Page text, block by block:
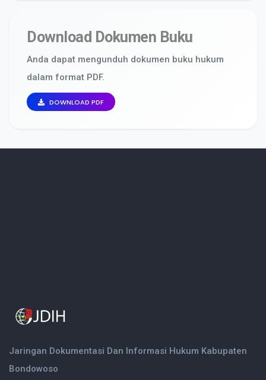
Download Dokumen Buku
Anda dapat mengunduh dokumen buku hukum
dalam format PDF.
DOWNLOAD PDF
Jaringan Dokumentasi Dan Informasi Hukum Kabupaten
Bondowoso